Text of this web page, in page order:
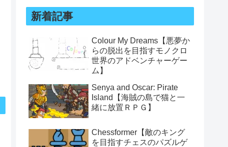
新着記事
Colour My Dreams【悪夢か
らの脱出を目指すモノクロ
世界のアドベンチャーゲー
ム】
Senya and Oscar: Pirate
Island【海賊の島で猫と一
緒に放置ＲＰＧ】
Chessformer【敵のキング
を目指すチェスのパズルゲ